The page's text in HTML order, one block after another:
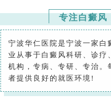
专注白癜风
宁波华仁医院是宁波一家白
业从事于白癜风科研、诊疗
机构，专病、专研、专治。
者提供良好的就医环境!